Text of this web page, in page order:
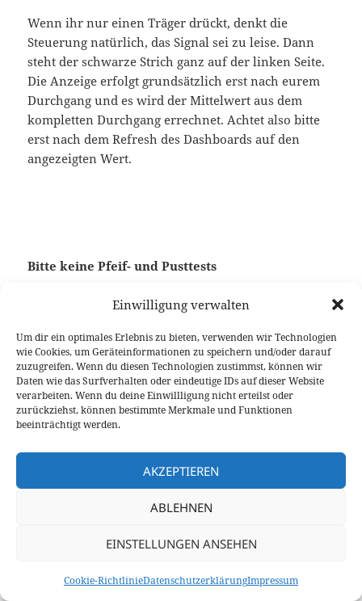
Einwilligung verwalten
Um dir ein optimales Erlebnis zu bieten, verwenden wir Technologien
wie Cookies, um Geräteinformationen zu speichern und/oder darauf
zuzugreifen. Wenn du diesen Technologien zustimmst, können wir
Daten wie das Surfverhalten oder eindeutige IDs auf dieser Website
verarbeiten. Wenn du deine Einwillligung nicht erteilst oder
zurückziehst, können bestimmte Merkmale und Funktionen
beeinträchtigt werden.
AKZEPTIEREN
ABLEHNEN
EINSTELLUNGEN ANSEHEN
Cookie-RichtlinieDatenschutzerklärungImpressum
Wenn ihr nur einen Träger drückt, denkt die
Steuerung natürlich, das Signal sei zu leise. Dann
steht der schwarze Strich ganz auf der linken Seite.
Die Anzeige erfolgt grundsätzlich erst nach eurem
Durchgang und es wird der Mittelwert aus dem
kompletten Durchgang errechnet. Achtet also bitte
erst nach dem Refresh des Dashboards auf den
angezeigten Wert.
Bitte keine Pfeif- und Pusttests
Am besten beobachtet ihr die Anzeige während
pusten – ihr stört damit 100 andere User und in
einem normalen QSO macht ihr das ja auch nicht.
Außerdem gibt es im Modul Z noch unsere Echo-
Funktion, mit der man sich auch selbst zurückhören
kann.
Nordwest selbst, also im XLX-Raum nur auf Modul